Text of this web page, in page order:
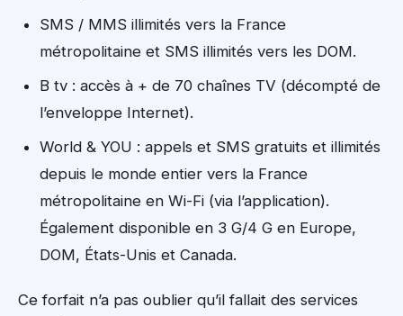
SMS / MMS illimités vers la France
métropolitaine et SMS illimités vers les DOM.
B tv : accès à + de 70 chaînes TV (décompté de
l’enveloppe Internet).
World & YOU : appels et SMS gratuits et illimités
depuis le monde entier vers la France
métropolitaine en Wi-Fi (via l’application).
Également disponible en 3 G/4 G en Europe,
DOM, États-Unis et Canada.
Ce forfait n’a pas oublier qu’il fallait des services